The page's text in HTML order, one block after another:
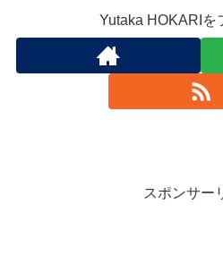
Yutaka HOKARIを
スポンサー